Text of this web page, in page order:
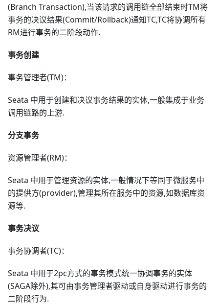
(Branch Transaction),当该请求的调用链全部结束时TM将
事务的决议结果(Commit/Rollback)通知TC,TC将协调所有
RM进行事务的二阶段动作.
事务创建
事务管理者(TM)：
Seata 中用于创建和决议事务结果的实体,一般集成于业务
调用链路的上游.
分支事务
资源管理者(RM)：
Seata 中用于管理资源的实体,一般情况下等同于微服务中
的提供方(provider),管理其所在服务中的资源,如数据库资
源等.
事务决议
事务协调者(TC)：
Seata 中用于2pc方式的事务模式统一协调事务的实体
(SAGA除外),其可由事务管理者驱动或自身驱动进行事务的
二阶段行为.